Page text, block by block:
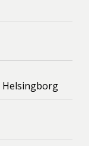
Helsingborg